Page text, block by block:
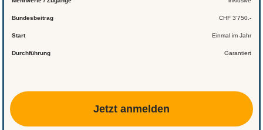
Bundesbeitrag CHF 3’750.-
Start Einmal im Jahr
Durchführung Garantiert
Jetzt anmelden